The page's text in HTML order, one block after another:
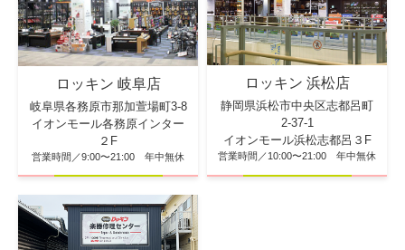
ロッキン 岐阜店
岐阜県各務原市那加萱場町3-8
イオンモール各務原インター
２F
営業時間／9:00〜21:00 年中無休
ロッキン 浜松店
静岡県浜松市中央区志都呂町
2-37-1
イオンモール浜松志都呂３F
営業時間／10:00〜21:00 年中無休